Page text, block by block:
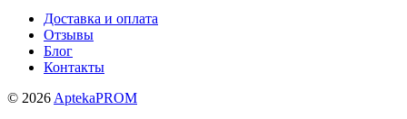
Доставка и оплата
Отзывы
Блог
Контакты
© 2026 AptekaPROM